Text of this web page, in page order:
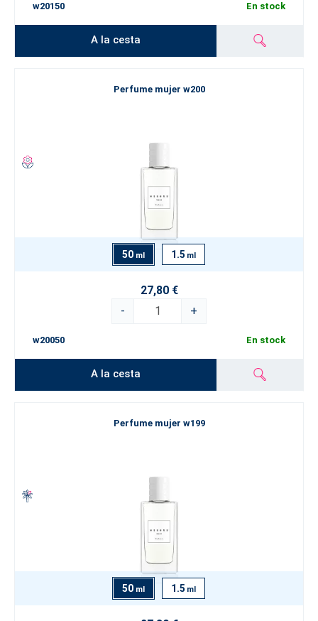
w20150 En stock
A la cesta
Perfume mujer w200
50 ml 1.5 ml
27,80 €
-
+
w20050 En stock
A la cesta
Perfume mujer w199
50 ml 1.5 ml